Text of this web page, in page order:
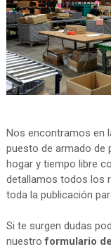
Nos encontramos en
puesto de armado de
hogar y tiempo libre
detallamos todos los
toda la publicación
Si te surgen dudas
nuestroformulario